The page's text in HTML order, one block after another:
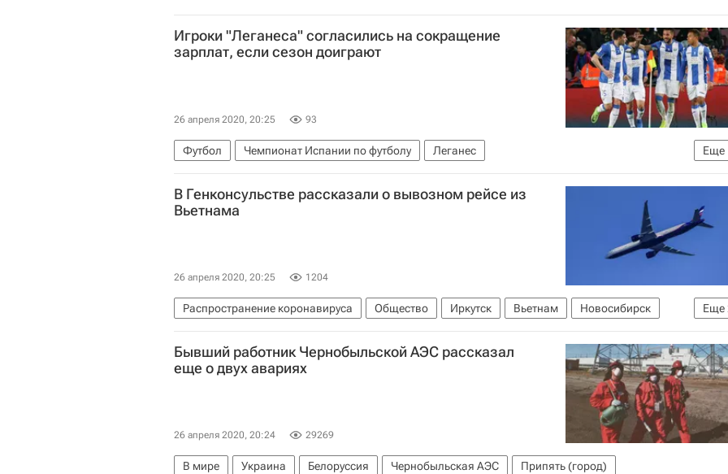
Игроки "Леганеса" согласились на сокращение
зарплат, если сезон доиграют
26 апреля 2020, 20:25 93
Еще
Футбол Чемпионат Испании по футболу
Леганес
Спорт в условиях пандемии коронавируса
В Генконсульстве рассказали о вывозном рейсе из
Вьетнама
26 апреля 2020, 20:25 1204
Еще
Распространение коронавируса Общество Иркутск Вьетнам
Новосибирск
Камрань
Коронавирус COVID-19
Бывший работник Чернобыльской АЭС рассказал
еще о двух авариях
26 апреля 2020, 20:24 29269
В мире Украина Белоруссия Чернобыльская АЭС Припять (город)